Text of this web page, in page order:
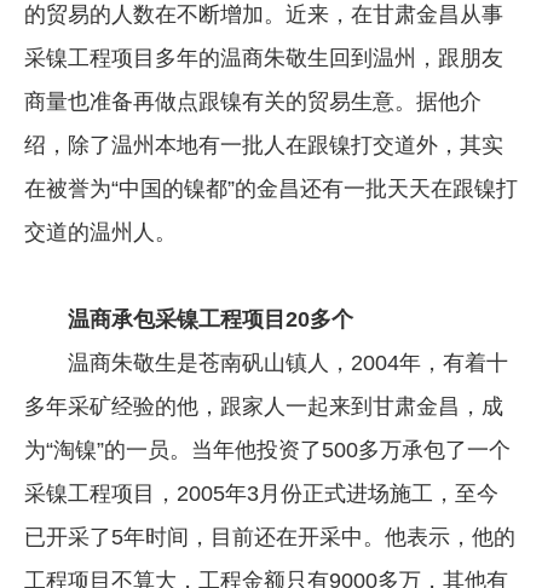
党建工作
企业文化
《资源再生》杂志
数字报
的贸易的人数在不断增加。近来，在甘肃金昌从事
采镍工程项目多年的温商朱敬生回到温州，跟朋友
商量也准备再做点跟镍有关的贸易生意。据他介
绍，除了温州本地有一批人在跟镍打交道外，其实
在被誉为“中国的镍都”的金昌还有一批天天在跟镍打
交道的温州人。
温商承包采镍工程项目20多个
温商朱敬生是苍南矾山镇人，2004年，有着十
多年采矿经验的他，跟家人一起来到甘肃金昌，成
为“淘镍”的一员。当年他投资了500多万承包了一个
采镍工程项目，2005年3月份正式进场施工，至今
已开采了5年时间，目前还在开采中。他表示，他的
工程项目不算大，工程金额只有9000多万，其他有